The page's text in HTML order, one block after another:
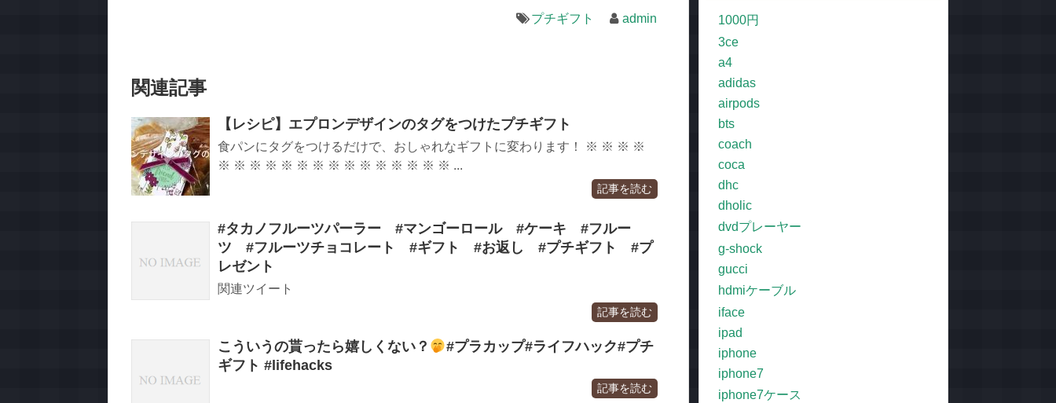
プチギフト admin
関連記事
【レシピ】エプロンデザインのタグをつけたプチギフト
食パンにタグをつけるだけで、おしゃれなギフトに変わります！ ※ ※ ※ ※
※ ※ ※ ※ ※ ※ ※ ※ ※ ※ ※ ※ ※ ※ ※ ...
記事を読む
#タカノフルーツパーラー #マンゴーロール #ケーキ #フルー
ツ #フルーツチョコレート #ギフト #お返し #プチギフト #プ
レゼント
関連ツイート
記事を読む
こういうの貰ったら嬉しくない？
#プラカップ#ライフハック#プチ
ギフト #lifehacks
記事を読む
1000円
3ce
a4
adidas
airpods
bts
coach
coca
dhc
dholic
dvdプレーヤー
g-shock
gucci
hdmiケーブル
iface
ipad
iphone
iphone7
iphone7ケース